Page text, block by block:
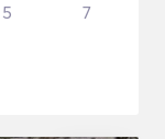
5 7